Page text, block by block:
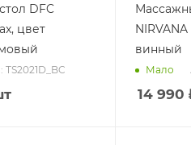
DFC
цвет
TS2021D_BC
винный
Мало
14 990